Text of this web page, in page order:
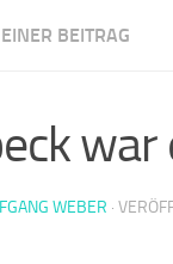
BEITRAG
WEBER ·